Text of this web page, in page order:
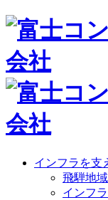
インフラを支
飛騨地
インフ